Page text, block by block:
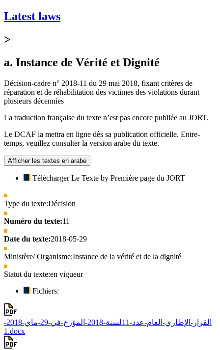
Latest laws
>
a. Instance de Vérité et Dignité
Décision-cadre n° 2018-11 du 29 mai 2018, fixant critères de
réparation et de réhabilitation des victimes des violations durant
plusieurs décennies
La traduction française du texte n’est pas encore publiée au JORT.
Le DCAF la mettra en ligne dès sa publication officielle. Entre-
temps, veuillez consulter la version arabe du texte.
Afficher les textes en arabe
Télécharger Le Texte by Première page du JORT
Type du texte:Décision
Numéro du texte:11
Date du texte:2018-05-29
Ministère/ Organisme:Instance de la vérité et de la dignité
Statut du texte:en vigueur
Fichiers:
القرار-الإطاري-العام-عدد-11لسنة-2018-المؤرخ-في-29-ماي-2018-
1.docx